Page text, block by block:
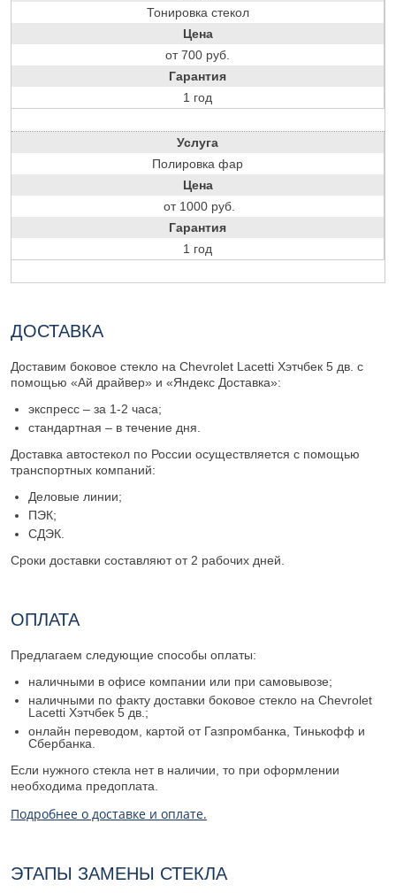
Тонировка стекол
Цена
от 700 руб.
Гарантия
1 год
Услуга
Полировка фар
Цена
от 1000 руб.
Гарантия
1 год
ДОСТАВКА
Доставим боковое стекло на Chevrolet Lacetti Хэтчбек 5 дв. с
помощью «Ай драйвер» и «Яндекс Доставка»:
экспресс – за 1-2 часа;
стандартная – в течение дня.
Доставка автостекол по России осуществляется с помощью
транспортных компаний:
Деловые линии;
ПЭК;
СДЭК.
Сроки доставки составляют от 2 рабочих дней.
ОПЛАТА
Предлагаем следующие способы оплаты:
наличными в офисе компании или при самовывозе;
наличными по факту доставки боковое стекло на Chevrolet
Lacetti Хэтчбек 5 дв.;
онлайн переводом, картой от Газпромбанка, Тинькофф и
Сбербанка.
Если нужного стекла нет в наличии, то при оформлении
необходима предоплата.
Подробнее о доставке и оплате.
ЭТАПЫ ЗАМЕНЫ СТЕКЛА